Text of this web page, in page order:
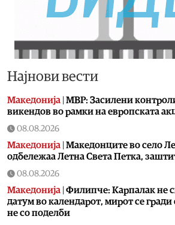
Најнови вести
Македонија МВР: Засилени
викендов во рамки на европската
08.08.2026
Македонија Македонците во село
одбележаа Летна Света Петка,
08.08.2026
Македонија Филипче: Карпалак не
датум во календарот, мирот се гради
не со поделби